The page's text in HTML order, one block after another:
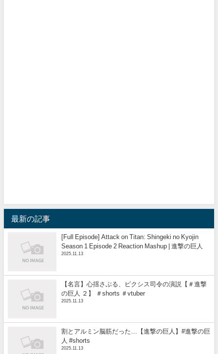
最新の記事
[Full Episode] Attack on Titan: Shingeki no Kyojin
Season 1 Episode 2 Reaction Mashup | 進撃の巨人
2025.11.13
【名言】心揺さぶる、ピクシス司令の演説【＃進撃
の巨人 ２】 ＃shorts ＃vtuber
2025.11.13
割とアルミン脳筋だった…【進撃の巨人】#進撃の巨
人 #shorts
2025.11.13